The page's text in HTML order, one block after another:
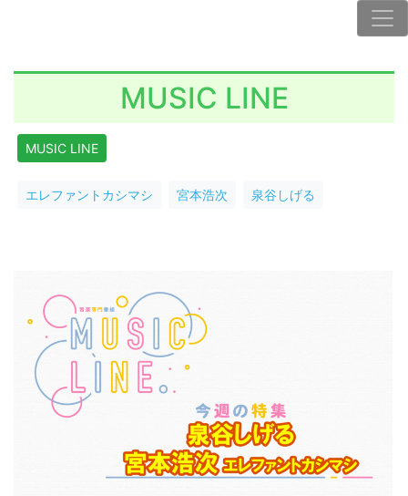
MUSIC LINE
MUSIC LINE
エレファントカシマシ 宮本浩次 泉谷しげる